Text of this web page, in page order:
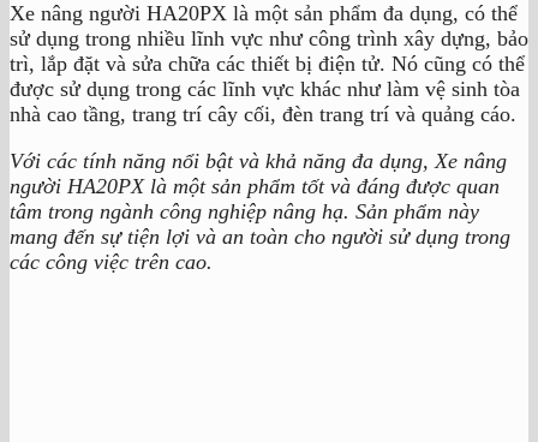
Xe nâng người HA20PX là một sản phẩm đa dụng, có thể
sử dụng trong nhiều lĩnh vực như công trình xây dựng, bảo
trì, lắp đặt và sửa chữa các thiết bị điện tử. Nó cũng có thể
được sử dụng trong các lĩnh vực khác như làm vệ sinh tòa
nhà cao tầng, trang trí cây cối, đèn trang trí và quảng cáo.
Với các tính năng nổi bật và khả năng đa dụng, Xe nâng
người HA20PX là một sản phẩm tốt và đáng được quan
tâm trong ngành công nghiệp nâng hạ. Sản phẩm này
mang đến sự tiện lợi và an toàn cho người sử dụng trong
các công việc trên cao.